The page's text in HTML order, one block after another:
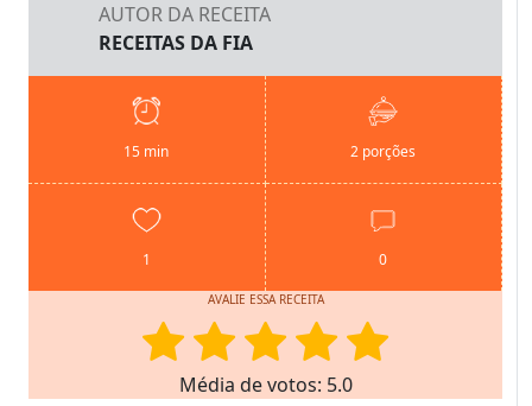
AUTOR DA RECEITA
RECEITAS DA FIA
15 min 2 porções
1 0
AVALIE ESSA RECEITA
Média de votos: 5.0